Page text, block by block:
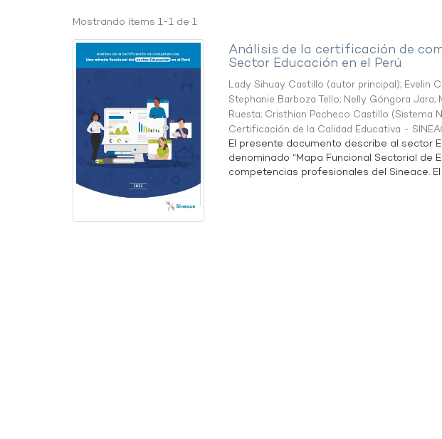
Mostrando ítems 1-1 de 1
Análisis de la certificación de
Sector Educación en el Perú
Lady Sihuay Castillo (autor principal); Evelin
Stephanie Barboza Tello; Nelly Góngora Jara;
Ruesta; Cristhian Pacheco Castillo (Sistema
Certificación de la Calidad Educativa -
El presente documento describe al sector
denominado “Mapa Funcional Sectorial de
competencias profesionales del Sineace. El